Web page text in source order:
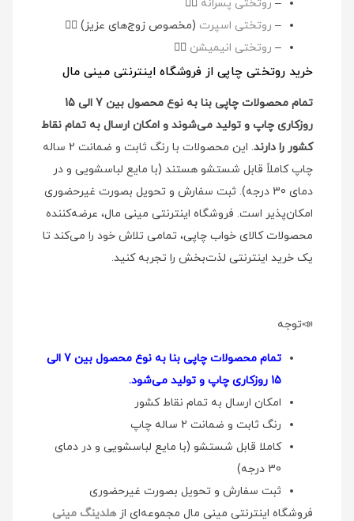
– روتختی پسرانه 👉🏻
– روتختی اسپرت (مخصوص زوج‌های عزیز) 👉🏻
– روتختی انیمیشن 👉🏻
خرید روتختی چاپی از فروشگاه اینترنتی مینی مال
تمام محصولات چاپی بنا به نوع محصول بین 7 الی 15
روزکاری چاپ و تولید می‌شوند و امکان ارسال به تمام نقاط
کشور را دارند
. این محصولات با رنگ ثابت و ضمانت 2 ساله
چاپ کاملاً قابل شستشو هستند (با مایع لباسشویی و در
دمای 30 درجه). ثبت سفارش و تحویل بصورت غیرحضوری
امکان‌پذیر است. فروشگاه اینترنتی مینی مال، عرضه‌کننده
محصولات کالای خواب چاپی، تمامی تلاش خود را می‌کند تا
یک خرید اینترنتی لذت‌بخش را تجربه کنید.
📣توجه
تمام محصولات چاپی بنا به نوع محصول بین 7 الی
15 روزکاری چاپ و تولید می‌شود.
امکان ارسال به تمام نقاط کشور
رنگ ثابت و ضمانت 2 ساله چاپ
کاملا قابل شستشو (با مایع لباسشویی و در دمای
30 درجه)
ثبت سفارش و تحویل بصورت غیرحضوری
فروشگاه اینترنتی مینی مال مجموعه‌ای ازهلدینگ مینی